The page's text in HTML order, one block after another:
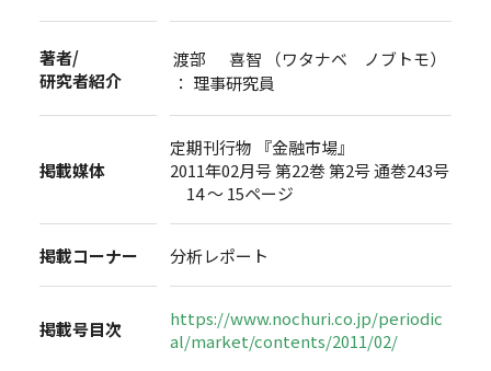
著者/
研究者紹介
渡部 喜智 （ワタナベ ノブトモ）
： 理事研究員
掲載媒体
定期刊行物 『金融市場』
2011年02月号 第22巻 第2号 通巻243号
14 ～ 15ページ
掲載コーナー 分析レポート
掲載号目次
https://www.nochuri.co.jp/periodic
al/market/contents/2011/02/